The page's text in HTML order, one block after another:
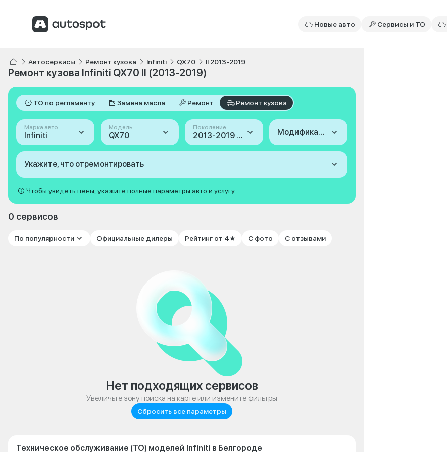
Новые авто Сервисы и ТО
Автосервисы Ремонт кузова Infiniti QX70 II 2013-2019
Ремонт кузова Infiniti QX70 II (2013-2019)
ТО по регламенту Замена масла Ремонт Ремонт кузова
Марка авто
Infiniti
Модель
QX70
Поколение
2013-2019 (II) Модификация
Укажите, что отремонтировать
Чтобы увидеть цены, укажите полные параметры авто и услугу
0 сервисов
По популярности Официальные дилеры Рейтинг от 4★ С фото С отзывами
Нет подходящих сервисов
Увеличьте зону поиска на карте или измените фильтры
Сбросить все параметры
Техническое обслуживание (ТО) моделей Infiniti в Белгороде